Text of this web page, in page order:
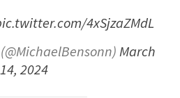
4xSjzaZMdL
March
14, 2024